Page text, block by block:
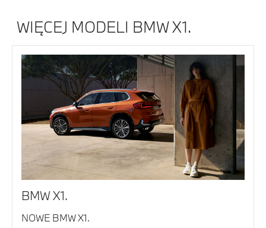
WIĘCEJ MODELI BMW X1.
BMW X1.
NOWE BMW X1.